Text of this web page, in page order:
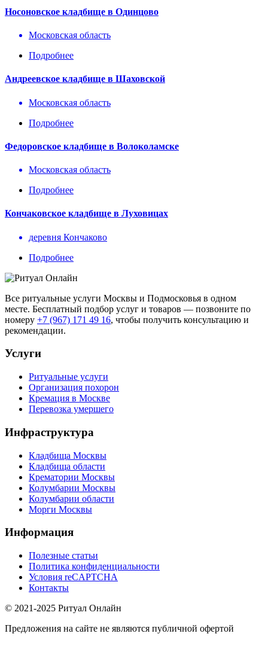
Носоновское кладбище в Одинцово
Московская область
Подробнее
Андреевское кладбище в Шаховской
Московская область
Подробнее
Федоровское кладбище в Волоколамске
Московская область
Подробнее
Кончаковское кладбище в Луховицах
деревня Кончаково
Подробнее
Все ритуальные услуги Москвы и Подмосковья в одном
месте. Бесплатный подбор услуг и товаров — позвоните по
номеру +7 (967) 171 49 16, чтобы получить консультацию и
рекомендации.
Услуги
Ритуальные услуги
Организация похорон
Кремация в Москве
Перевозка умершего
Инфраструктура
Кладбища Москвы
Кладбища области
Крематории Москвы
Колумбарии Москвы
Колумбарии области
Морги Москвы
Информация
Полезные статьи
Политика конфиденциальности
Условия reCAPTCHA
Контакты
© 2021-2025 Ритуал Онлайн
Предложения на сайте не являются публичной офертой